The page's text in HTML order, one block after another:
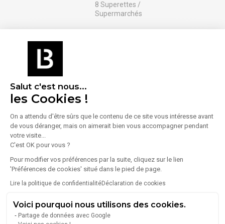
Salut c'est nous...
les Cookies !
On a attendu d'être sûrs que le contenu de ce site vous intéresse avant
de vous déranger, mais on aimerait bien vous accompagner pendant
votre visite...
C'est OK pour vous ?
Pour modifier vos préférences par la suite, cliquez sur le lien
'Préférences de cookies' situé dans le pied de page.
Lire la politique de confidentialitéDéclaration de cookies
Voici pourquoi nous utilisons des cookies.
Partage de données avec Google
8 Superettes /
Supermarchés
8 Pharmacies /
Parapharmacies
Sport
3 Salles de sport /
Fitness
En savoir plus sur le quartier
Diagnostic de performance énergétique (DPE)